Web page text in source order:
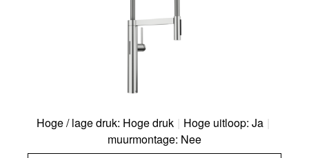
Hoge / lage druk: Hoge druk | Hoge uitloop: Ja |
muurmontage: Nee